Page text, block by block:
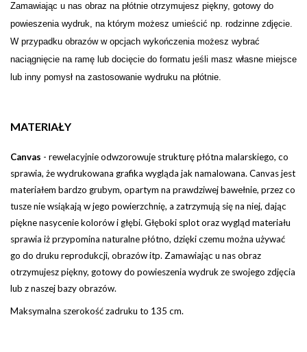
Zamawiając u nas obraz na płótnie otrzymujesz piękny, gotowy do
powieszenia wydruk, na którym możesz umieścić np. rodzinne zdjęcie.
W przypadku obrazów w opcjach wykończenia możesz wybrać
naciągnięcie na ramę lub docięcie do formatu jeśli masz własne miejsce
lub inny pomysł na zastosowanie wydruku na płótnie.
MATERIAŁY
Canvas - rewelacyjnie odwzorowuje strukturę płótna malarskiego, co
sprawia, że wydrukowana grafika wygląda jak namalowana. Canvas jest
materiałem bardzo grubym, opartym na prawdziwej bawełnie, przez co
tusze nie wsiąkają w jego powierzchnię, a zatrzymują się na niej, dając
piękne nasycenie kolorów i głębi.Głęboki splot oraz wygląd materiału
sprawia iż przypomina naturalne płótno, dzięki czemu można używać
go do druku reprodukcji, obrazów itp.Zamawiając u nas obraz
otrzymujesz piękny, gotowy do powieszenia wydruk ze swojego zdjęcia
lub z naszej bazy obrazów.
Maksymalna szerokość zadruku to 135 cm.